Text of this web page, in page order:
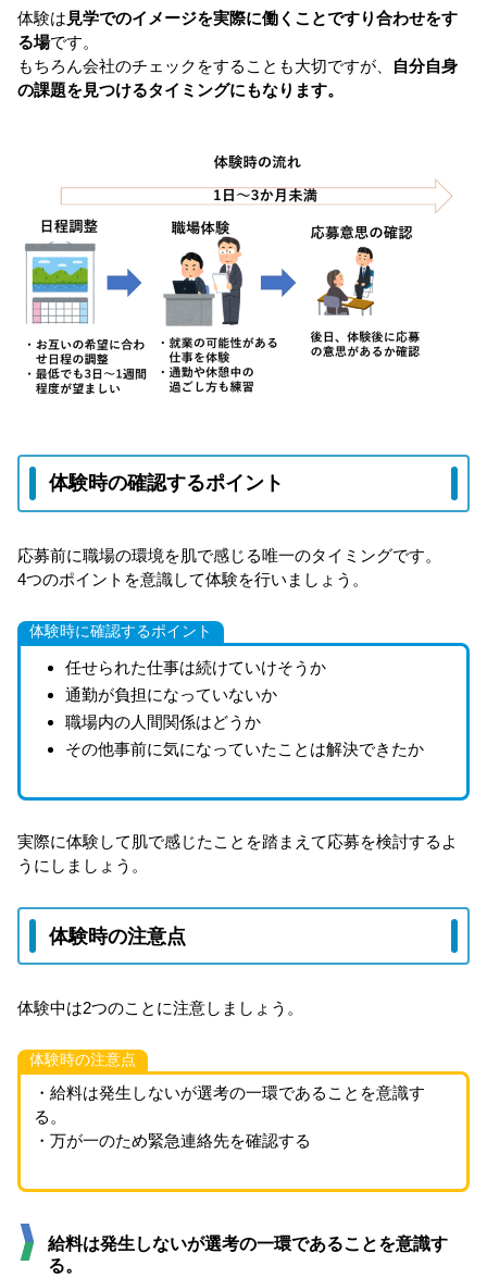
体験は 見学でのイメージを実際に働くことですり合わせをす
る場です。
もちろん会社のチェックをすることも大切ですが、
自分自身
の課題を見つけるタイミングにもなります。
体験時の確認するポイント
応募前に職場の環境を肌で感じる唯一のタイミングです。
4つのポイントを意識して体験を行いましょう。
体験時に確認するポイント
任せられた仕事は続けていけそうか
通勤が負担になっていないか
職場内の人間関係はどうか
その他事前に気になっていたことは解決できたか
実際に体験して肌で感じたことを踏まえて応募を検討するよ
うにしましょう。
体験時の注意点
体験中は2つのことに注意しましょう。
体験時の注意点
・給料は発生しないが選考の一環であることを意識す
る。
・万が一のため緊急連絡先を確認する
給料は発生しないが選考の一環であることを意識す
る。